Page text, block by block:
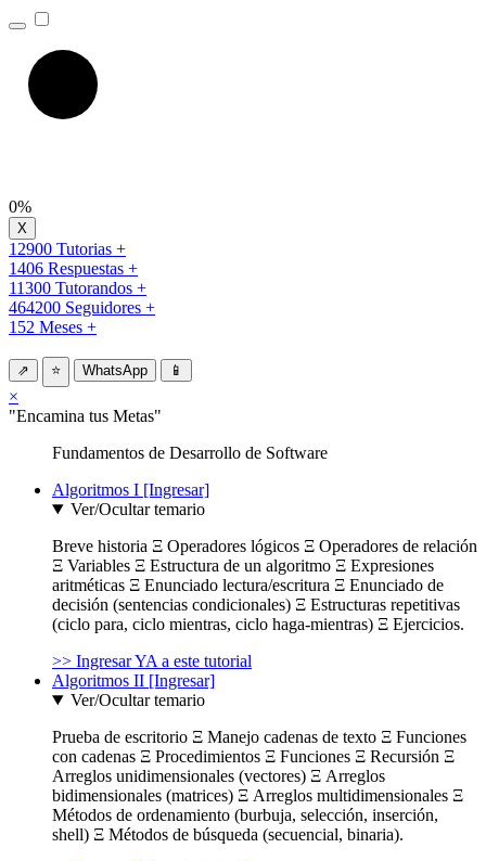
0%
12900 Tutorias +
1406 Respuestas +
11300 Tutorandos +
464200 Seguidores +
152 Meses +
⇗ ⭐ WhatsApp 📱
×
"Encamina tus Metas"
Fundamentos de Desarrollo de Software
Algoritmos I [Ingresar]
Ver/Ocultar temario
Breve historia Ξ Operadores lógicos Ξ Operadores de relación
Ξ Variables Ξ Estructura de un algoritmo Ξ Expresiones
aritméticas Ξ Enunciado lectura/escritura Ξ Enunciado de
decisión (sentencias condicionales) Ξ Estructuras repetitivas
(ciclo para, ciclo mientras, ciclo haga-mientras) Ξ Ejercicios.
>> Ingresar YA a este tutorial
Algoritmos II [Ingresar]
Ver/Ocultar temario
Prueba de escritorio Ξ Manejo cadenas de texto Ξ Funciones
con cadenas Ξ Procedimientos Ξ Funciones Ξ Recursión Ξ
Arreglos unidimensionales (vectores) Ξ Arreglos
bidimensionales (matrices) Ξ Arreglos multidimensionales Ξ
Métodos de ordenamiento (burbuja, selección, inserción,
shell) Ξ Métodos de búsqueda (secuencial, binaria).